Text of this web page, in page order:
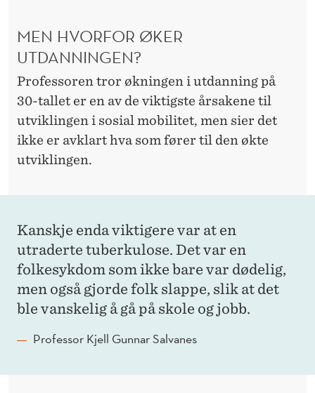
MEN HVORFOR ØKER
UTDANNINGEN?
Professoren tror økningen i utdanning på
30-tallet er en av de viktigste årsakene til
utviklingen i sosial mobilitet, men sier det
ikke er avklart hva som fører til den økte
utviklingen.
Kanskje enda viktigere var at en
utraderte tuberkulose. Det var en
folkesykdom som ikke bare var dødelig,
men også gjorde folk slappe, slik at det
ble vanskelig å gå på skole og jobb.
Professor Kjell Gunnar Salvanes